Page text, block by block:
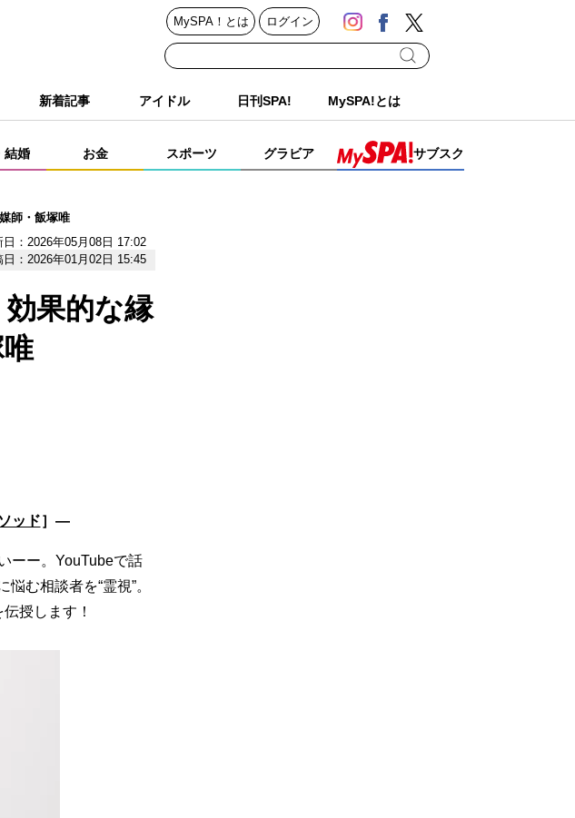
MySPA！とは ログイン
新着記事 アイドル 日刊SPA! MySPA!とは
結婚 お金 スポーツ グラビア サブスク
師・飯塚唯
日：2026年05月08日 17:02
日：2026年01月02日 15:45
果的な縁
ッド］―
ーー。YouTubeで話
む相談者を“霊視”。
授します！